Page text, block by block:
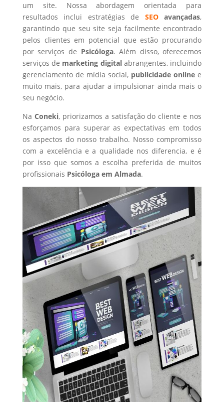
um site. Nossa abordagem orientada para
resultados inclui estratégias de SEOavançadas,
garantindo que seu site seja facilmente encontrado
pelos clientes em potencial que estão procurando
por serviços de Psicóloga. Além disso, oferecemos
serviços de marketing digital abrangentes, incluindo
gerenciamento de mídia social, publicidade online e
muito mais, para ajudar a impulsionar ainda mais o
seu negócio.
Na Coneki, priorizamos a satisfação do cliente e nos
esforçamos para superar as expectativas em todos
os aspectos do nosso trabalho. Nosso compromisso
com a excelência e a qualidade nos diferencia, e é
por isso que somos a escolha preferida de muitos
profissionais Psicólogaem Almada.